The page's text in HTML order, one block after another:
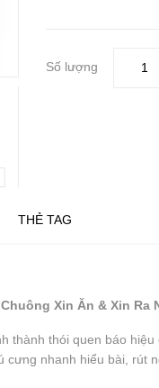
Số lượng
THẺ TAG
Xin Ăn & Xin Ra
thành thói quen báo hiệu
cưng nhanh hiểu bài, rút